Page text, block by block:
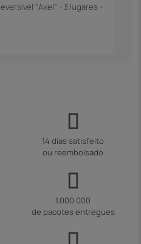
"Axel" - 3 lugares -
14 dias satisfeito
ou reembolsado
1.000.000
de pacotes entregues